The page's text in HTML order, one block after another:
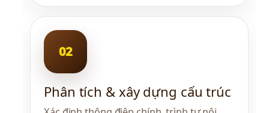
Phân tích & xây dựng cấu trúc